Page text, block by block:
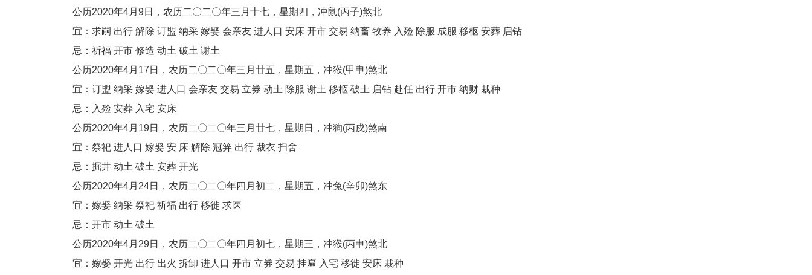
公历2020年4月9日，农历二〇二〇年三月十七，星期四，冲鼠(丙子)煞北
宜：求嗣 出行 解除 订盟 纳采 嫁娶 会亲友 进人口 安床 开市 交易 纳畜 牧养 入殓 除服 成服 移柩 安葬 启钻
忌：祈福 开市 修造 动土 破土 谢土
公历2020年4月17日，农历二〇二〇年三月廿五，星期五，冲猴(甲申)煞北
宜：订盟 纳采 嫁娶 进人口 会亲友 交易 立券 动土 除服 谢土 移柩 破土 启钻 赴任 出行 开市 纳财 栽种
忌：入殓 安葬 入宅 安床
公历2020年4月19日，农历二〇二〇年三月廿七，星期日，冲狗(丙戍)煞南
宜：祭祀 进人口 嫁娶 安 床 解除 冠笄 出行 裁衣 扫舍
忌：掘井 动土 破土 安葬 开光
公历2020年4月24日，农历二〇二〇年四月初二，星期五，冲兔(辛卯)煞东
宜：嫁娶 纳采 祭祀 祈福 出行 移徙 求医
忌：开市 动土 破土
公历2020年4月29日，农历二〇二〇年四月初七，星期三，冲猴(丙申)煞北
宜：嫁娶 开光 出行 出火 拆卸 进人口 开市 立券 交易 挂匾 入宅 移徙 安床 栽种